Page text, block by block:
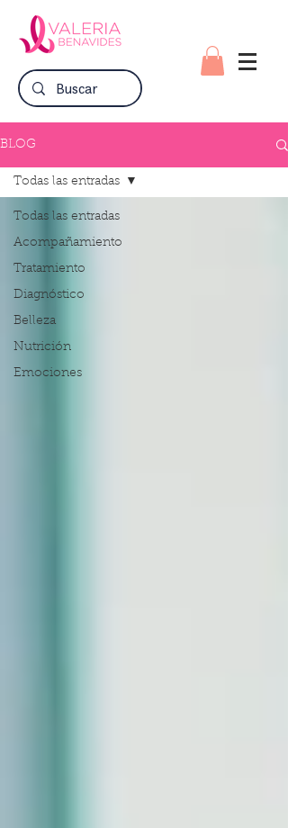
BLOG
Todas las entradas
Acompañamiento
Tratamiento
Diagnóstico
Belleza
Nutrición
Emociones
Todas las entradas